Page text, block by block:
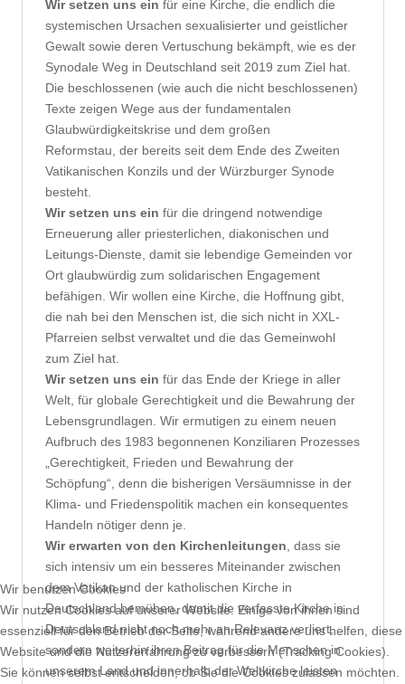
Wir setzen uns ein für eine Kirche, die endlich die
systemischen Ursachen sexualisierter und geistlicher
Gewalt sowie deren Vertuschung bekämpft, wie es der
Synodale Weg in Deutschland seit 2019 zum Ziel hat.
Die beschlossenen (wie auch die nicht beschlossenen)
Texte zeigen Wege aus der fundamentalen
Glaubwürdigkeitskrise und dem großen
Reformstau, der bereits seit dem Ende des Zweiten
Vatikanischen Konzils und der Würzburger Synode
besteht.
Wir setzen uns ein für die dringend notwendige
Erneuerung aller priesterlichen, diakonischen und
Leitungs-Dienste, damit sie lebendige Gemeinden vor
Ort glaubwürdig zum solidarischen Engagement
befähigen. Wir wollen eine Kirche, die Hoffnung gibt,
die nah bei den Menschen ist, die sich nicht in XXL-
Pfarreien selbst verwaltet und die das Gemeinwohl
zum Ziel hat.
Wir setzen uns ein für das Ende der Kriege in aller
Welt, für globale Gerechtigkeit und die Bewahrung der
Lebensgrundlagen. Wir ermutigen zu einem neuen
Aufbruch des 1983 begonnenen Konziliaren Prozesses
„Gerechtigkeit, Frieden und Bewahrung der
Schöpfung“, denn die bisherigen Versäumnisse in der
Klima- und Friedenspolitik machen ein konsequentes
Handeln nötiger denn je.
Wir erwarten von den Kirchenleitungen, dass sie
sich intensiv um ein besseres Miteinander zwischen
dem Vatikan und der katholischen Kirche in
Deutschland bemühen, damit die verfasste Kirche in
Deutschland nicht noch mehr an Relevanz verliert,
sondern weiterhin ihren Beitrag für die Menschen in
unserem Land und innerhalb der Weltkirche leisten
Wir benutzen Cookies
Wir nutzen Cookies auf unserer Website. Einige von ihnen sind
essenziell für den Betrieb der Seite, während andere uns helfen, diese
Website und die Nutzererfahrung zu verbessern (Tracking Cookies).
Sie können selbst entscheiden, ob Sie die Cookies zulassen möchten.